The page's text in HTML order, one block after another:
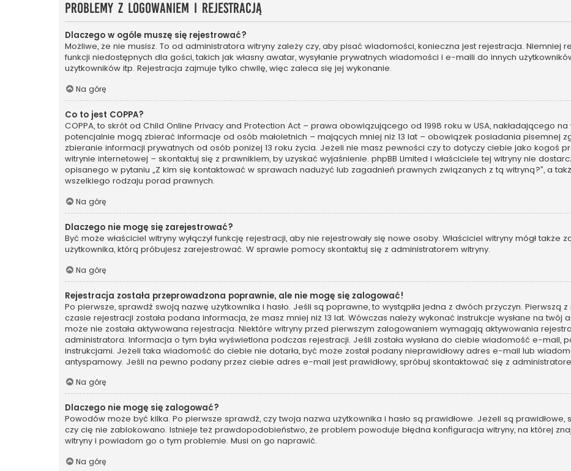
Problemy z logowaniem i rejestracją
Dlaczego w ogóle muszę się rejestrować?
Możliwe, że nie musisz. To od administratora witryny zależy czy, aby pisać wiadomości, konieczna jest rejestracja.
funkcji niedostępnych dla gości, takich jak własny awatar, wysyłanie prywatnych wiadomości i e-maili do innych
użytkowników itp. Rejestracja zajmuje tylko chwilę, więc zaleca się jej wykonanie.
Na górę
Co to jest COPPA?
COPPA, to skrót od Child Online Privacy and Protection Act – prawa obowiązującego od 1998 roku w USA, nakładającego
potencjalnie mogą zbierać informacje od osób małoletnich – mających mniej niż 13 lat – obowiązek posiadania pisemnej
zbieranie informacji prywatnych od osób poniżej 13 roku życia. Jeżeli nie masz pewności czy to dotyczy ciebie jako kogoś
witrynie internetowej – skontaktuj się z prawnikiem, by uzyskać wyjaśnienie. phpBB Limited i właściciele tej witryny nie
opisanego w pytaniu „Z kim się kontaktować w sprawach nadużyć lub zagadnień prawnych związanych z tą witryną?”, a
wszelkiego rodzaju porad prawnych.
Na górę
Dlaczego nie mogę się zarejestrować?
Być może właściciel witryny wyłączył funkcję rejestracji, aby nie rejestrowały się nowe osoby. Właściciel witryny mógł także
użytkownika, którą próbujesz zarejestrować. W sprawie pomocy skontaktuj się z administratorem witryny.
Na górę
Rejestracja została przeprowadzona poprawnie, ale nie mogę się zalogować!
Po pierwsze, sprawdź swoją nazwę użytkownika i hasło. Jeśli są poprawne, to wystąpiła jedna z dwóch przyczyn. Pierwszą
czasie rejestracji została podana informacja, że masz mniej niż 13 lat. Wówczas należy wykonać instrukcje wysłane na twój
może nie została aktywowana rejestracja. Niektóre witryny przed pierwszym zalogowaniem wymagają aktywowania
administratora. Informacja o tym była wyświetlona podczas rejestracji. Jeśli została wysłana do ciebie wiadomość e-mail,
instrukcjami. Jeżeli taka wiadomość do ciebie nie dotarła, być może został podany nieprawidłowy adres e-mail lub
antyspamowy. Jeśli na pewno podany przez ciebie adres e-mail jest prawidłowy, spróbuj skontaktować się z
Na górę
Dlaczego nie mogę się zalogować?
Powodów może być kilka. Po pierwsze sprawdź, czy twoja nazwa użytkownika i hasło są prawidłowe. Jeżeli są prawidłowe,
czy cię nie zablokowano. Istnieje też prawdopodobieństwo, że problem powoduje błędna konfiguracja witryny, na której
witryny i powiadom go o tym problemie. Musi on go naprawić.
Na górę